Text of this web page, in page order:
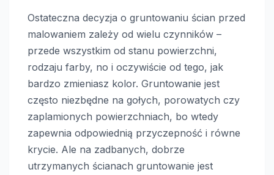
Ostateczna decyzja o gruntowaniu ścian przed
malowaniem zależy od wielu czynników –
przede wszystkim od stanu powierzchni,
rodzaju farby, no i oczywiście od tego, jak
bardzo zmieniasz kolor. Gruntowanie jest
często niezbędne na gołych, porowatych czy
zaplamionych powierzchniach, bo wtedy
zapewnia odpowiednią przyczepność i równe
krycie. Ale na zadbanych, dobrze
utrzymanych ścianach gruntowanie jest